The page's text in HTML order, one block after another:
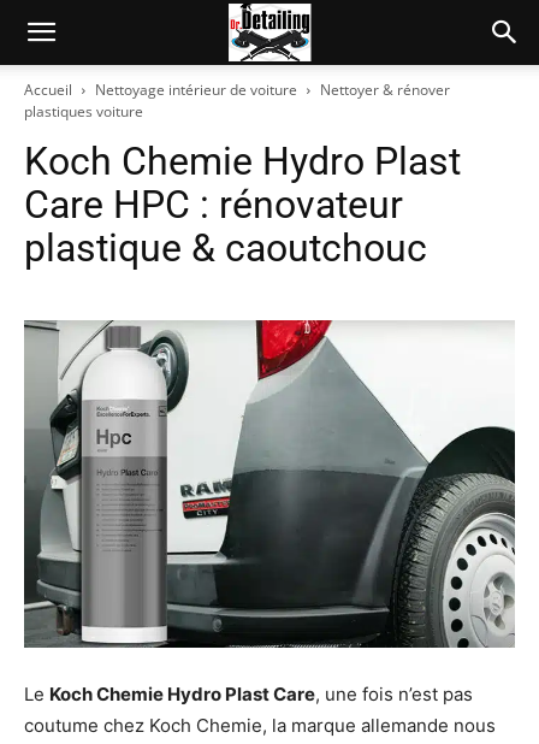
Accueil Nettoyage intérieur de voiture
Nettoyer & rénover
plastiques voiture
Koch Chemie Hydro Plast
Care HPC : rénovateur
plastique & caoutchouc
Le Koch Chemie Hydro Plast Care, une fois n’est pas
coutume chez Koch Chemie, la marque allemande nous